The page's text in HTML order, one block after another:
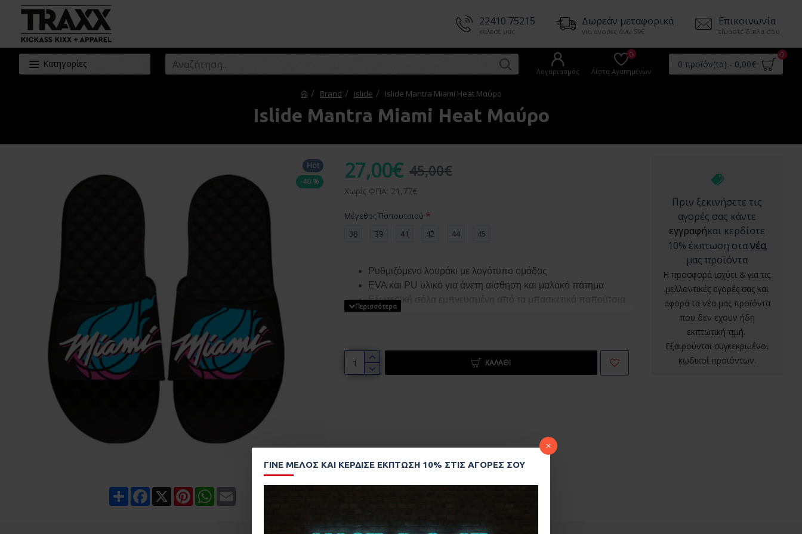
ΓΊΝΕ ΜΈΛΟΣ ΚΑΙ ΚΈΡΔΙΣΕ ΈΚΠΤΩΣΗ 10% ΣΤΙΣ ΑΓΟΡΈΣ ΣΟΥ
22410 75215
κάλεσε μας
Δωρεάν μεταφορικά
για αγορές άνω 59€
Επικοινωνία
είμαστε δίπλα σου
Κατηγορίες
Λογαριασμός Λίστα Αγαπημένων
0
0 προϊόν(τα) - 0,00€
0
Brand islide Islide Mantra Miami Heat Mαύρο
Islide Mantra Miami Heat Mαύρο
Hot
-40 %
ShareFacebook
X PinterestWhatsApp
Ρυθμιζόμενο λουράκι με λογότυπο ομάδας
EVA και PU υλικό για άνετη αίσθηση και μαλακό πάτημα
Εξωτερική σόλα εμπνευσμένη από τα μπασκετικά παπούτσια
27,00€ 45,00€
Χωρίς ΦΠΑ: 21,77€
Μέγεθος Παπουτσιού
38
39 41 42 44 45
ΚΑΛΆΘΙ
Πριν ξεκινήσετε τις
αγορές σας κάντε
εγγραφήκαι κερδίστε
10% έκπτωση στανέα
μας προϊόντα
Η προσφορά ισχύει & για τις
μελλοντικές αγορές σας και
αφορά τα νέα μας προϊόντα
που δεν εχουν ήδη
εκπτωτική τιμή.
Εξαιρούνται συγκεκριμένοι
κωδικοί προϊόντων.